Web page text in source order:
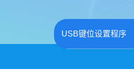
USB键位设置程序